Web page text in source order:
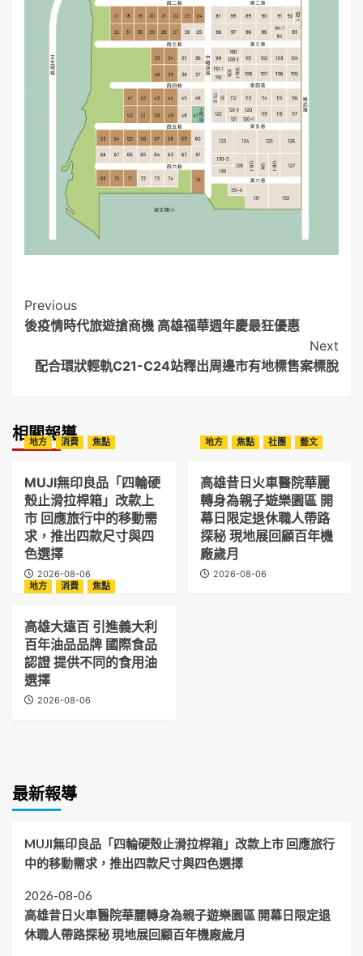
Post
Navigation
Previous
後疫情時代旅遊搶商機 高雄福華週年慶最狂優惠
Next
配合環狀輕軌C21-C24站釋出周邊市有地標售案標脫
相關報導
地方 消費 焦點
MUJI無印良品「四輪硬
殼止滑拉桿箱」改款上
市 回應旅行中的移動需
求，推出四款尺寸與四
色選擇
2026-08-06
地方 焦點 社團 藝文
高雄昔日火車醫院華麗
轉身為親子遊樂園區 開
幕日限定退休職人帶路
探秘 現地展回顧百年機
廠歲月
2026-08-06
地方
消費 焦點
高雄大遠百 引進義大利
百年油品品牌 國際食品
認證 提供不同的食用油
選擇
2026-08-06
最新報導
MUJI無印良品「四輪硬殼止滑拉桿箱」改款上市 回應旅行
中的移動需求，推出四款尺寸與四色選擇
2026-08-06
高雄昔日火車醫院華麗轉身為親子遊樂園區 開幕日限定退
休職人帶路探秘 現地展回顧百年機廠歲月